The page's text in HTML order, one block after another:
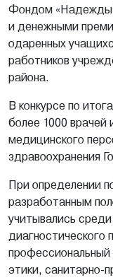
Фондом «Надежды
и денежными
одаренных
работников
района.
В конкурсе по
более 1000 врачей
медицинского
здравоохранения
При определении
разработанным
учитывались среди
диагностического
этики, санитарно-